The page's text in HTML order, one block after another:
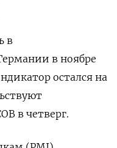
в
в ноябре
остался на
в четверг.